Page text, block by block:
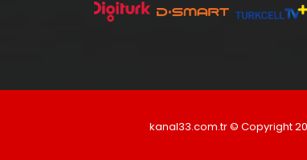
kanal33.com.tr © Copyright